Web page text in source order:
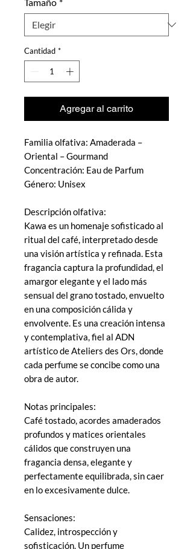
Cantidad *
Agregar al carrito
Familia olfativa: Amaderada –
Oriental – Gourmand
Concentración: Eau de Parfum
Género: Unisex
Descripción olfativa:
Kawa es un homenaje sofisticado al
ritual del café, interpretado desde
una visión artística y refinada. Esta
fragancia captura la profundidad, el
amargor elegante y el lado más
sensual del grano tostado, envuelto
en una composición cálida y
envolvente. Es una creación intensa
y contemplativa, fiel al ADN
artístico de Ateliers des Ors, donde
cada perfume se concibe como una
obra de autor.
Notas principales:
Café tostado, acordes amaderados
profundos y matices orientales
cálidos que construyen una
fragancia densa, elegante y
perfectamente equilibrada, sin caer
en lo excesivamente dulce.
Sensaciones:
Calidez, introspección y
sofisticación. Un perfume